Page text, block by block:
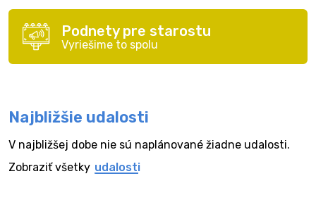
Podnety pre starostu
Vyriešime to spolu
Najbližšie udalosti
V najbližšej dobe nie sú naplánované žiadne udalosti.
Zobraziť všetky udalosti